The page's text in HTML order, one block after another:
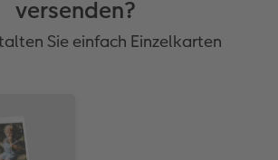
versenden?
Sie einfach Einzelkarten